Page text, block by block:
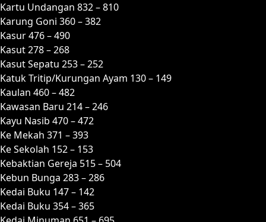
Kartu Undangan 832 – 810
Karung Goni 360 – 382
Kasur 476 – 490
Kasut 278 – 268
Kasut Sepatu 253 – 252
Katuk Tritip/Kurungan Ayam 130 – 149
Kaulan 460 – 482
Kawasan Baru 214 – 246
Kayu Nasib 470 – 472
Ke Mekah 371 – 393
Ke Sekolah 152 – 153
Kebaktian Gereja 515 – 504
Kebun Bunga 283 – 286
Kedai Buku 147 – 142
Kedai Buku 354 – 365